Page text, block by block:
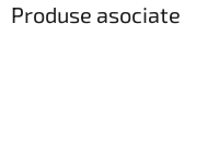
Produse asociate